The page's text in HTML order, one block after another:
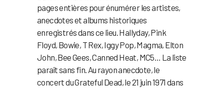
pages entières pour énumérer les artistes,
anecdotes et albums historiques
enregistrés dans ce lieu. Hallyday, Pink
Floyd, Bowie, T Rex, Iggy Pop, Magma, Elton
John, Bee Gees, Canned Heat, MC5… La liste
paraît sans fin. Au rayon anecdote, le
concert du Grateful Dead, le 21 juin 1971 dans